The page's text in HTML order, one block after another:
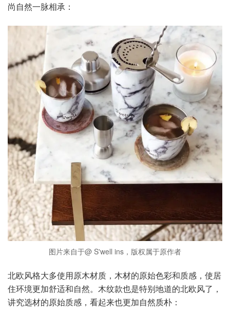
尚自然一脉相承：
图片来自于@ S'well ins，版权属于原作者
北欧风格大多使用原木材质，木材的原始色彩和质感，使居
住环境更加舒适和自然。木纹款也是特别地道的北欧风了，
讲究选材的原始质感，看起来也更加自然质朴：